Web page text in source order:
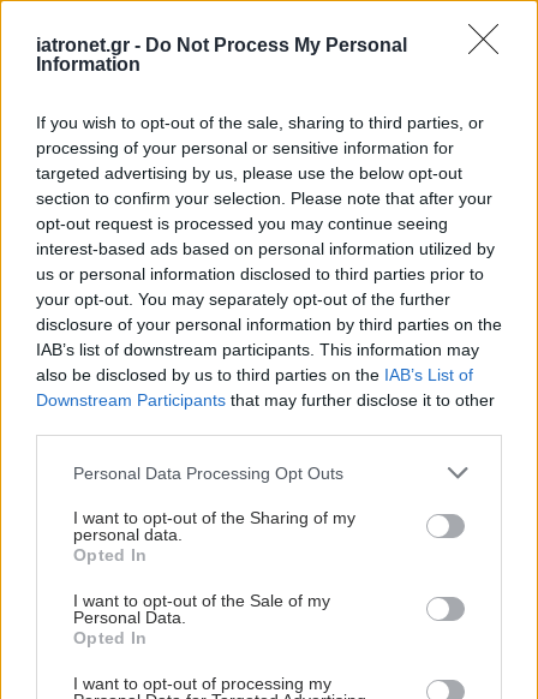
iatronet.gr - Do Not Process My Personal
Information
If you wish to opt-out of the sale, sharing to third parties, or
processing of your personal or sensitive information for
targeted advertising by us, please use the below opt-out
section to confirm your selection. Please note that after your
opt-out request is processed you may continue seeing
interest-based ads based on personal information utilized by
us or personal information disclosed to third parties prior to
your opt-out. You may separately opt-out of the further
disclosure of your personal information by third parties on the
IAB’s list of downstream participants. This information may
also be disclosed by us to third parties on the IAB’s List of
Downstream Participants that may further disclose it to other
Please note that this website/app uses one or more Google
not limited to your visit or usage behaviour. You may click to
grant or deny consent to Google and its third-party tags to
use your data for below specified purposes in below Google
consent section.
Personal Data Processing Opt Outs
I want to opt-out of the Sharing of my
personal data.
Opted In
I want to opt-out of the Sale of my
Personal Data.
Opted In
I want to opt-out of processing my
Ειδήσεις υγείας σήμερα
φαινομενικά "αθώο" επεισόδιο
Η ινδική Gland Pharma ξεπέρασε τις προβλέψεις
για τριμηνιαία κέρδη, λόγω ισχυρών πωλήσεων
σε Ευρώπη και ΗΠΑ
Τα μικροπλαστικά στις συσκευασίες τροφίμων
αυξάνουν τον κίνδυνο για λιπώδη νόσο του
ήπατος
shares